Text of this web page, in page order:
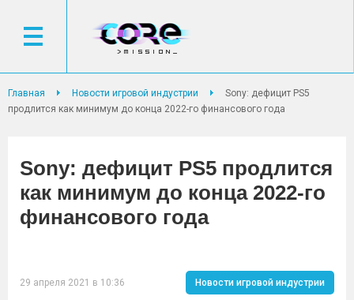
Главная Новости игровой индустрии
Sony: дефицит PS5
продлится как минимум до конца 2022-го финансового года
Sony: дефицит PS5 продлится
как минимум до конца 2022-го
финансового года
29 апреля 2021 в 10:36 Новости игровой индустрии